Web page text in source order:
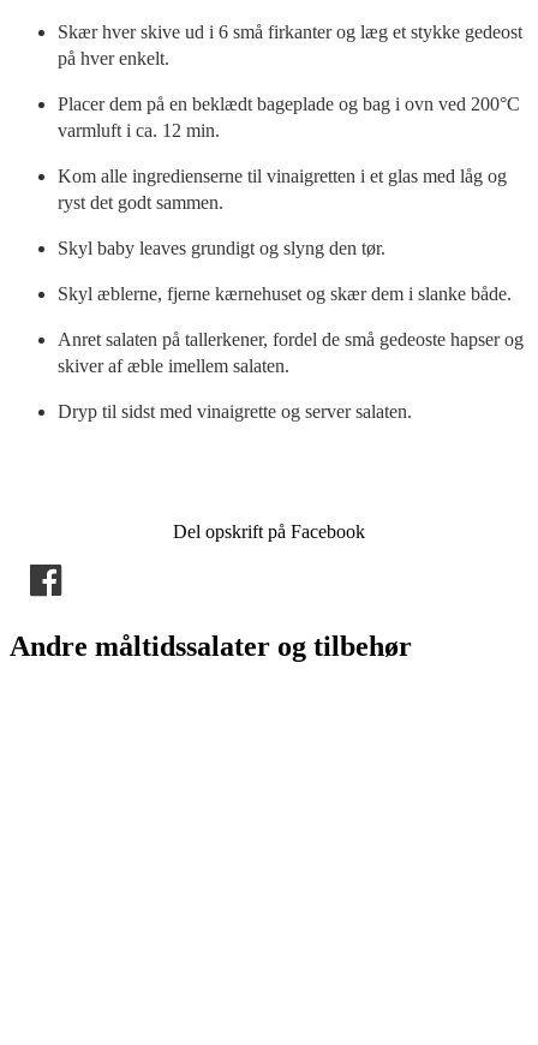
Skær hver skive ud i 6 små firkanter og læg et stykke gedeost
på hver enkelt.
Placer dem på en beklædt bageplade og bag i ovn ved 200°C
varmluft i ca. 12 min.
Kom alle ingredienserne til vinaigretten i et glas med låg og
ryst det godt sammen.
Skyl baby leaves grundigt og slyng den tør.
Skyl æblerne, fjerne kærnehuset og skær dem i slanke både.
Anret salaten på tallerkener, fordel de små gedeoste hapser og
skiver af æble imellem salaten.
Dryp til sidst med vinaigrette og server salaten.
Del opskrift på Facebook
Andre måltidssalater og tilbehør